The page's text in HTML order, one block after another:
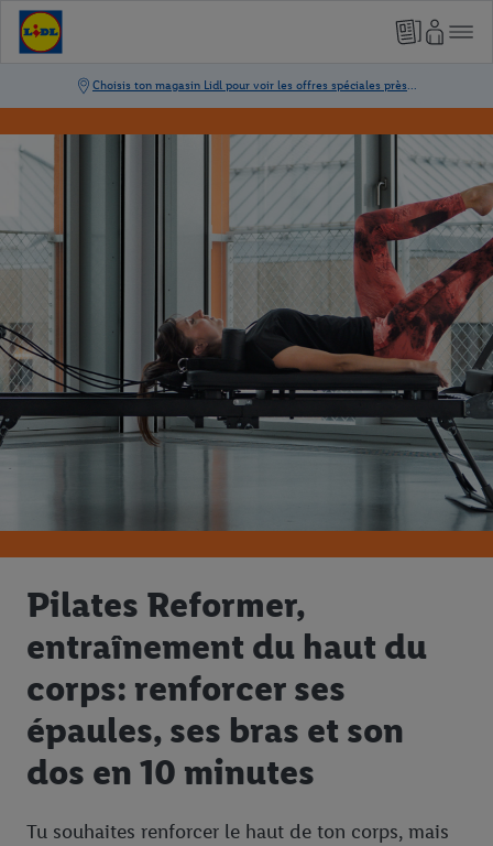
Pilates Reformer,
entraînement du haut du
corps: renforcer ses
épaules, ses bras et son
dos en 10 minutes
Tu souhaites renforcer le haut de ton corps, mais